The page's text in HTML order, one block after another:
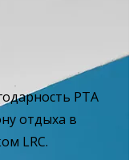
PTA
отдыха в
LRC.